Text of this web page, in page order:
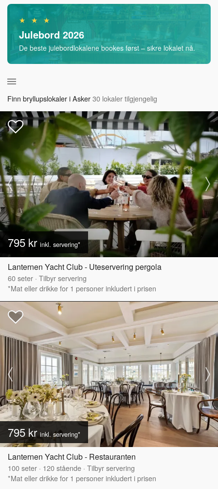
★ ★ ★
Julebord 2026
De beste julebordlokalene bookes først – sikre lokalet nå.
Finn bryllupslokaler i Asker30 lokaler tilgjengelig
795 kr inkl. servering*
Lanternen Yacht Club - Uteservering pergola
60seter · Tilbyr servering
*Mat eller drikke for 1 personer inkludert i prisen
795 kr inkl. servering*
Lanternen Yacht Club - Restauranten
100seter · 120stående · Tilbyr servering
*Mat eller drikke for 1 personer inkludert i prisen